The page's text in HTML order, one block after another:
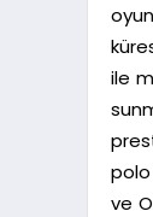
ile
polo
ve